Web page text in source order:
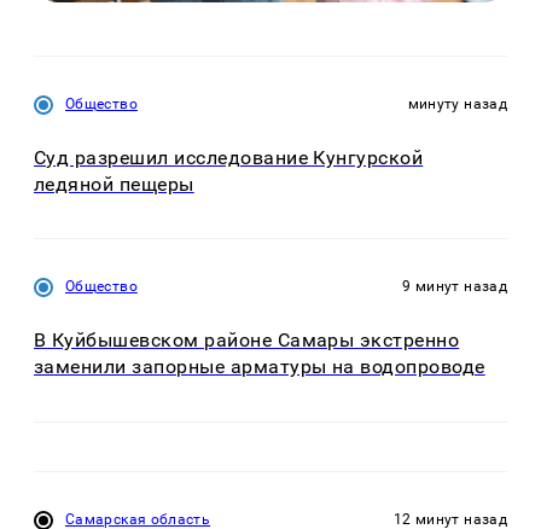
Общество минуту назад
Суд разрешил исследование Кунгурской
ледяной пещеры
Общество 9 минут назад
В Куйбышевском районе Самары экстренно
заменили запорные арматуры на водопроводе
Самарская область 12 минут назад